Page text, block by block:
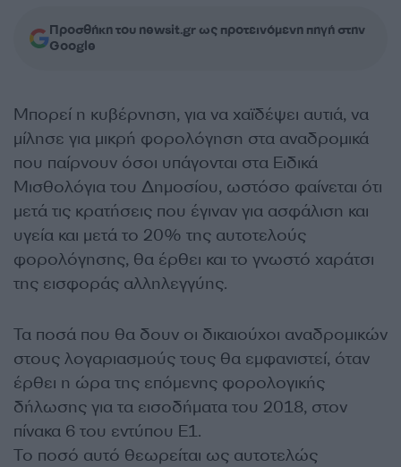
Προσθήκη του newsit.gr ως προτεινόμενη πηγή στην
Google
Μπορεί η κυβέρνηση, για να χαϊδέψει αυτιά, να
μίλησε για μικρή φορολόγηση στα αναδρομικά
που παίρνουν όσοι υπάγονται στα Ειδικά
Μισθολόγια του Δημοσίου, ωστόσο φαίνεται ότι
μετά τις κρατήσεις που έγιναν για ασφάλιση και
υγεία και μετά το 20% της αυτοτελούς
φορολόγησης, θα έρθει και το γνωστό χαράτσι
της εισφοράς αλληλεγγύης.
Τα ποσά που θα δουν οι δικαιούχοι αναδρομικών
στους λογαριασμούς τους θα εμφανιστεί, όταν
έρθει η ώρα της επόμενης φορολογικής
δήλωσης για τα εισοδήματα του 2018, στον
πίνακα 6 του εντύπου Ε1.
Το ποσό αυτό θεωρείται ως αυτοτελώς